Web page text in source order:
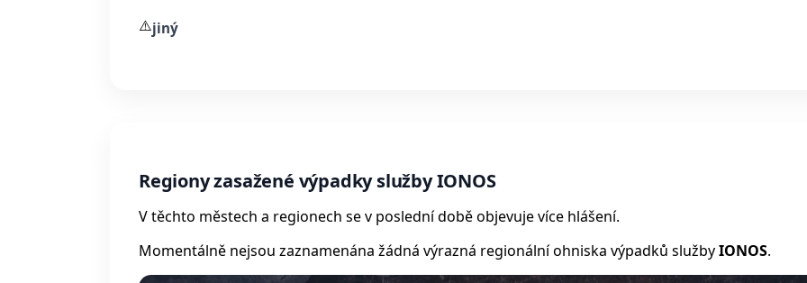
⚠️jiný
Regiony zasažené výpadky služby IONOS
V těchto městech a regionech se v poslední době objevuje více hlášení.
Momentálně nejsou zaznamenána žádná výrazná regionální ohniska výpadků službyIONOS.